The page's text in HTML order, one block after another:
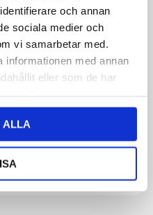
och annan
sociala medier och
vi samarbetar med.
informationen med annan
eller som de har
ALLA
du att vi sparar
vi behandlar dina